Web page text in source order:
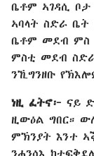
ቤቶም ኣገዳሲ ቦታ
ኣባላት ስድራ ቤት
ቤቶም መደብ ምስ
ምስቲ መደብ
ንኺግንዘቡ
ነዚ ፈትኖ፦ ናይ
ዚውዕል ግበር።
ምኽንያት እንተ
ንሓንሳእ